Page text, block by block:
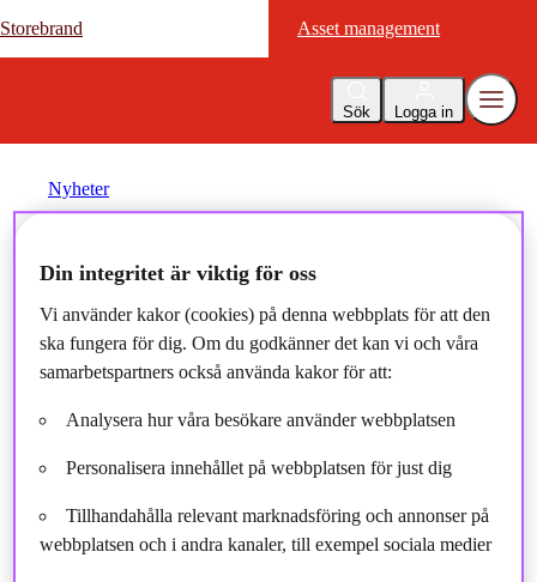
Storebrand Asset management
Sök Logga in
Storebrand Asset management
Nyheter
Marknadsrapport februari
2024
Din integritet är viktig för oss
Vi använder kakor (cookies) på denna webbplats för att den
ska fungera för dig. Om du godkänner det kan vi och våra
samarbetspartners också använda kakor för att:
Analysera hur våra besökare använder webbplatsen
Personalisera innehållet på webbplatsen för just dig
Tillhandahålla relevant marknadsföring och annonser på
webbplatsen och i andra kanaler, till exempel sociala medier